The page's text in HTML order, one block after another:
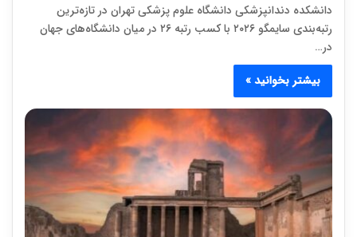
دانشکده دندانپزشکی دانشگاه علوم پزشکی تهران در تازه‌ترین
رتبه‌بندی سایمگو ۲۰۲۶ با کسب رتبه ۲۶ در میان دانشگاه‌های جهان
در…
بیشتر بخوانید »